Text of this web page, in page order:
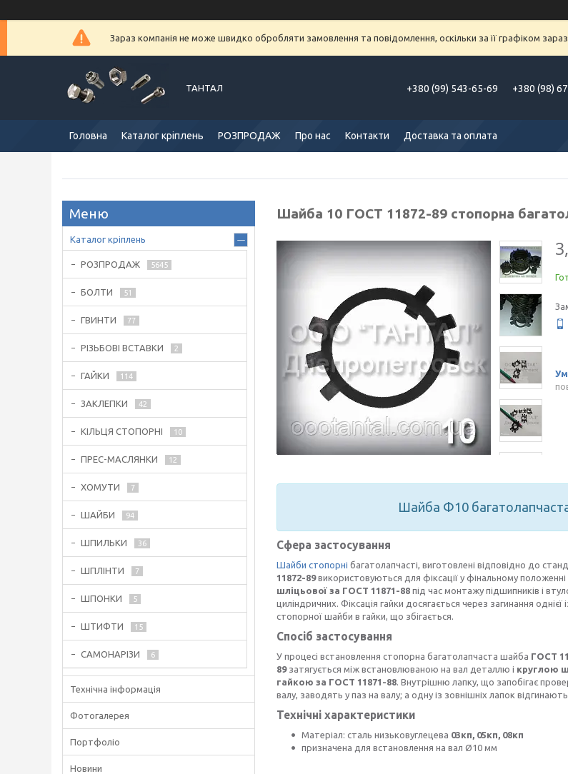
Зараз компанія не може швидко обробляти замовлення та повідомлення, оскільки за її графіком
ТАНТАЛ +380 (99) 543-65-69 +380 (98)
Головна Каталог кріплень РОЗПРОДАЖ Про нас Контакти Доставка та оплата
Шайба 10 ГОСТ 11872-89 стопорна
Шайба Ф10
Сфера застосування
Шайби стопорні багатолапчасті, виготовлені відповідно до
11872-89використовуються для фіксації у фінальному положенні
шліцьової за ГОСТ 11871-88 під час монтажу підшипників і
циліндричних. Фіксація гайки досягається через загинання однієї
стопорної шайби в гайки, що збігається.
Спосіб застосування
У процесі встановлення стопорна багатолапчаста шайба ГОСТ
89затягується між встановлюваною на вал деталлю і круглою
гайкою за ГОСТ 11871-88 . Внутрішню лапку, що запобігає
валу, заводять у паз на валу; а одну із зовнішніх лапок відгинають
Технічні характеристики
Матеріал: сталь низьковуглецева 03кп, 05кп, 08кп
призначена для встановлення на вал Ø10 мм
Каталог кріплень
РОЗПРОДАЖ 5645
БОЛТИ 51
ГВИНТИ 77
РІЗЬБОВІ ВСТАВКИ 2
ГАЙКИ 114
ЗАКЛЕПКИ 42
КІЛЬЦЯ СТОПОРНІ 10
ПРЕС-МАСЛЯНКИ 12
ХОМУТИ 7
ШАЙБИ 94
ШПИЛЬКИ 36
ШПЛІНТИ 7
ШПОНКИ 5
ШТИФТИ 15
САМОНАРІЗИ 6
Технічна інформація
Фотогалерея
Портфоліо
Новини